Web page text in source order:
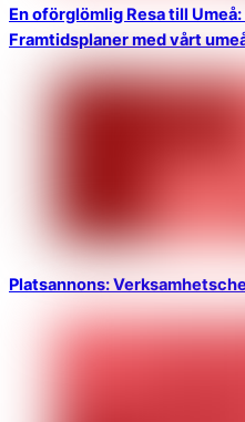
En oförglömlig Resa till
Framtidsplaner med vårt
Platsannons: